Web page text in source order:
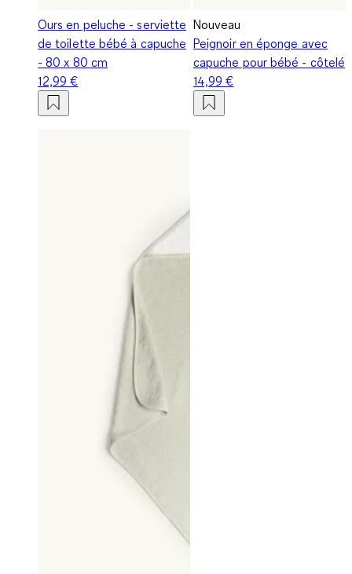
Ours en peluche - serviette
de toilette bébé à capuche
- 80 x 80 cm
12,99 €
Nouveau
Peignoir en éponge avec
capuche pour bébé - côtelé
14,99 €